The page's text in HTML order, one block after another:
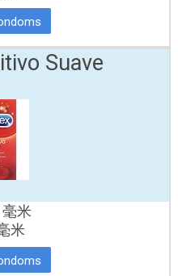
Suave
米
米